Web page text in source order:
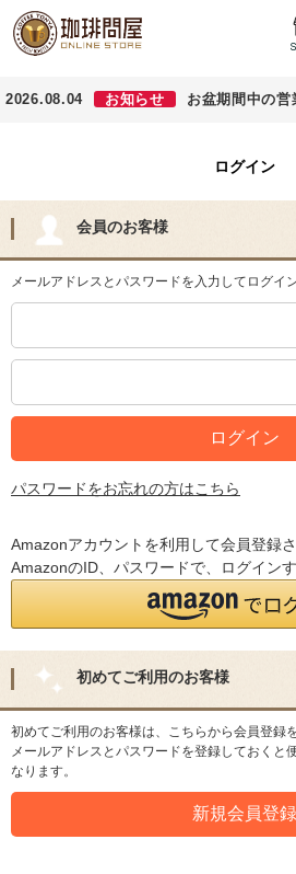
2026.08.04 お知らせ お盆期間中の
ログイン
会員のお客様
メールアドレスとパスワードを入力してログイ
パスワードをお忘れの方はこちら
Amazonアカウントを利用して会員登録さ
AmazonのID、パスワードで、ログイン
初めてご利用のお客様
初めてご利用のお客様は、こちらから会員登録
メールアドレスとパスワードを登録しておくと
なります。